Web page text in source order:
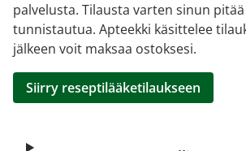
palvelusta. Tilausta varten sinun
tunnistautua. Apteekki käsittelee
jälkeen voit maksaa ostoksesi.
Siirry reseptilääketilaukseen